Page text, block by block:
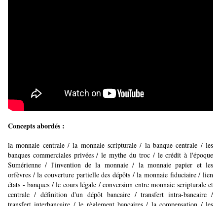
Concepts abordés :
la monnaie centrale / la monnaie scripturale / la banque centrale / les
banques commerciales privées / le mythe du troc / le crédit à l'époque
Sumérienne / l'invention de la monnaie / la monnaie papier et les
orfèvres / la couverture partielle des dépôts / la monnaie fiduciaire / lien
états - banques / le cours légale / conversion entre monnaie scripturale et
centrale / définition d'un dépôt bancaire / transfert intra-bancaire /